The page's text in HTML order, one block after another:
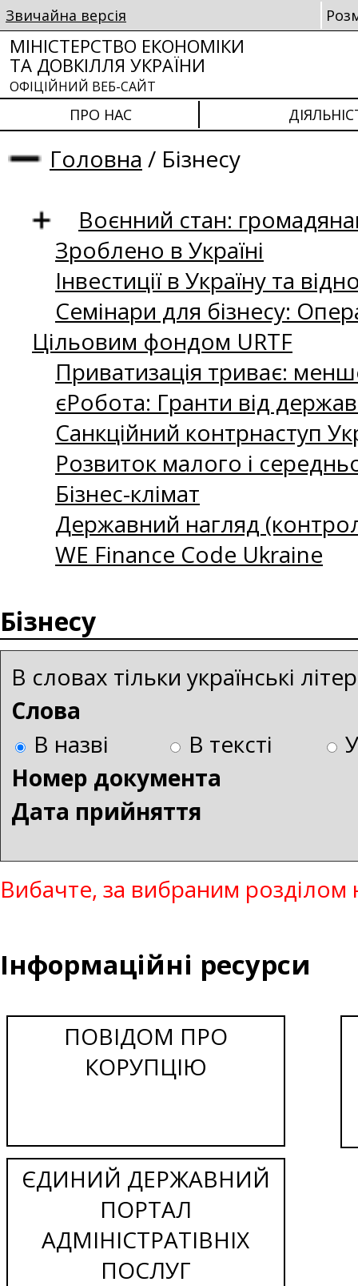
Звичайна версія
МІНІСТЕРСТВО ЕКОНОМІКИ
ТА ДОВКІЛЛЯ УКРАЇНИ
ОФІЦІЙНИЙ ВЕБ-САЙТ
ПРО НАС
Головна / Бізнесу
Воєнний стан:
Зроблено в Україні
Інвестиції в Україну та
Cемінари для бізнесу:
Цільовим фондом URTF
Приватизація триває:
єРобота: Гранти від
Санкційний контрнаступ
Розвиток малого і
Бізнес-клімат
Державний нагляд
WE Finance Code Ukraine
Бізнесу
В словах тільки українські
Слова
В назві
В тексті
Номер документа
Дата прийняття
Вибачте, за вибраним розділом
Інформаційні ресурси
ПОВІДОМ ПРО
КОРУПЦІЮ
ЄДИНИЙ ДЕРЖАВНИЙ
ПОРТАЛ
АДМІНІСТРАТІВНІХ
ПОСЛУГ